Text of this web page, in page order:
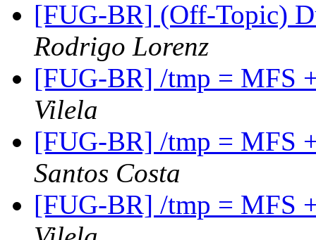
[FUG-BR] (Off-Topic)
Rodrigo Lorenz
[FUG-BR] /tmp = MFS
Vilela
[FUG-BR] /tmp = MFS
Santos Costa
[FUG-BR] /tmp = MFS